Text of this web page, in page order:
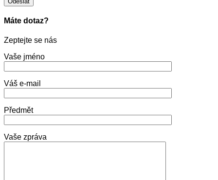
Máte dotaz?
Zeptejte se nás
Vaše jméno
Váš e-mail
Předmět
Vaše zpráva